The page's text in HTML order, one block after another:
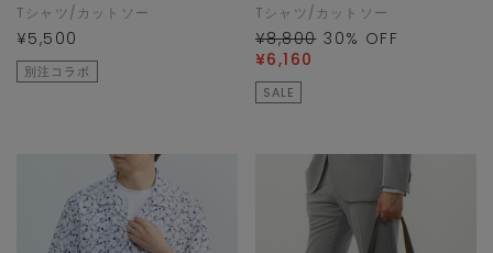
Tシャツ/カットソー
¥5,500
別注コラボ
Tシャツ/カットソー
¥8,800 30% OFF
¥6,160
SALE